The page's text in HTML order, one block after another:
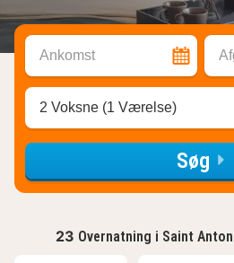
Ankomst
2 Voksne (1 Værelse)
Søg
23 Overnatning i Saint